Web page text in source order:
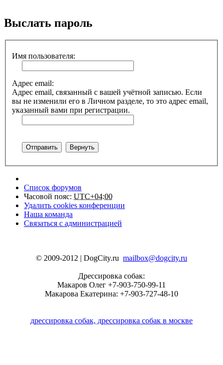
Выслать пароль
Имя пользователя:
Адрес email:
Адрес email, связанный с вашей учётной записью. Если
вы не изменили его в Личном разделе, то это адрес email,
указанный вами при регистрации.
Список форумов
Часовой пояс: UTC+04:00
Удалить cookies конференции
Наша команда
Связаться с администрацией
© 2009-2012 | DogCity.ru mailbox@dogcity.ru
Дрессировка собак:
Макаров Олег +7-903-750-99-11
Макарова Екатерина: +7-903-727-48-10
дрессировка собак, дрессировка собак в москве